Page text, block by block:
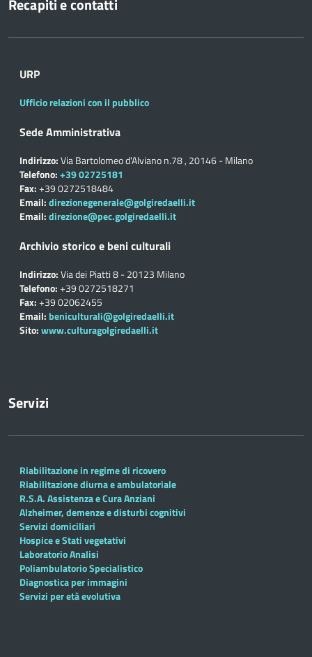
Recapiti e contatti
URP
Ufficio relazioni con il pubblico
Sede Amministrativa
Indirizzo:Via Bartolomeo d'Alviano n.78 , 20146 - Milano
Telefono:+39 02725181
Fax:+39 0272518484
Email:direzionegenerale@golgiredaelli.it
Email:direzione@pec.golgiredaelli.it
Archivio storico e beni culturali
Indirizzo:Via dei Piatti 8 - 20123 Milano
Telefono:+39 0272518271
Fax:+39 02062455
Email: beniculturali@golgiredaelli.it
Sito:www.culturagolgiredaelli.it
Servizi
Riabilitazione in regime di ricovero
Riabilitazione diurna e ambulatoriale
R.S.A. Assistenza e Cura Anziani
Alzheimer, demenze e disturbi cognitivi
Servizi domiciliari
Hospice e Stati vegetativi
Laboratorio Analisi
Poliambulatorio Specialistico
Diagnostica per immagini
Servizi per età evolutiva